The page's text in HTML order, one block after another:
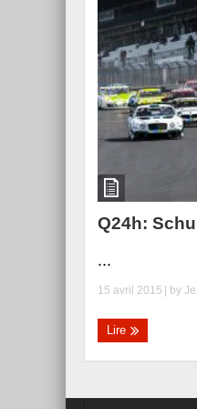
Q24h:
...
15 avril 2015 | by
Lire